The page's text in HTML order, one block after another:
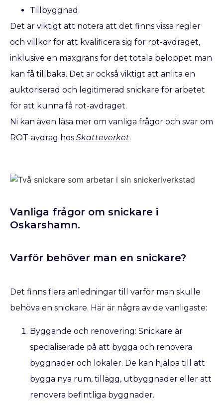
Tillbyggnad
Det är viktigt att notera att det finns vissa regler
och villkor för att kvalificera sig för rot-avdraget,
inklusive en maxgräns för det totala beloppet man
kan få tillbaka. Det är också viktigt att anlita en
auktoriserad och legitimerad snickare för arbetet
för att kunna få rot-avdraget.
Ni kan även läsa mer om vanliga frågor och svar om
ROT-avdrag hos Skatteverket.
Vanliga frågor om snickare i
Oskarshamn.
Varför behöver man en snickare?
Det finns flera anledningar till varför man skulle
behöva en snickare. Här är några av de vanligaste:
Byggande och renovering: Snickare är
specialiserade på att bygga och renovera
byggnader och lokaler. De kan hjälpa till att
bygga nya rum, tillägg, utbyggnader eller att
renovera befintliga byggnader.